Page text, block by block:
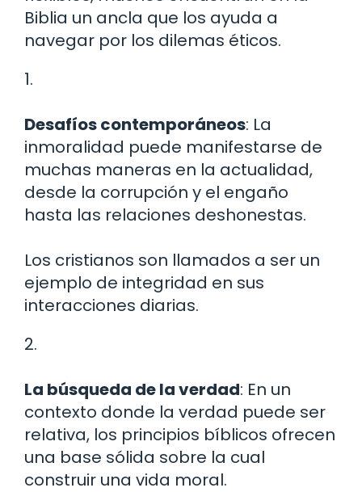
Biblia un ancla que los ayuda a
navegar por los dilemas éticos.
1.
Desafíos contemporáneos: La
inmoralidad puede manifestarse de
muchas maneras en la actualidad,
desde la corrupción y el engaño
hasta las relaciones deshonestas.
Los cristianos son llamados a ser un
ejemplo de integridad en sus
interacciones diarias.
2.
La búsqueda de la verdad: En un
contexto donde la verdad puede ser
relativa, los principios bíblicos ofrecen
una base sólida sobre la cual
construir una vida moral.